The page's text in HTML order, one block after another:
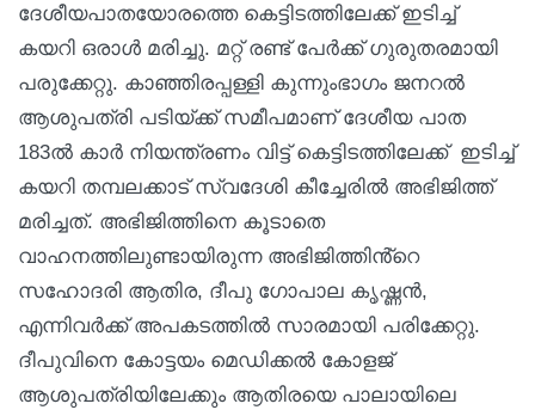
ദേശീയപാതയോരത്തെ കെട്ടിടത്തിലേക്ക് ഇടിച്ച്
കയറി ഒരാൾ മരിച്ചു. മറ്റ് രണ്ട് പേർക്ക് ഗുരുതരമായി
പരുക്കേറ്റു. കാഞ്ഞിരപ്പള്ളി കുന്നുംഭാഗം ജനറൽ
ആശുപത്രി പടിയ്ക്ക് സമീപമാണ് ദേശീയ പാത
183ൽ കാർ നിയന്ത്രണം വിട്ട് കെട്ടിടത്തിലേക്ക് ഇടിച്ച്
കയറി തമ്പലക്കാട് സ്വദേശി കീച്ചേരിൽ അഭിജിത്ത്
മരിച്ചത്. അഭിജിത്തിനെ കൂടാതെ
വാഹനത്തിലുണ്ടായിരുന്ന അഭിജിത്തിൻ്റെ
സഹോദരി ആതിര, ദീപു ഗോപാല കൃഷ്ണൻ,
എന്നിവർക്ക് അപകടത്തിൽ സാരമായി പരിക്കേറ്റു.
ദീപുവിനെ കോട്ടയം മെഡിക്കൽ കോളജ്
ആശുപത്രിയിലേക്കും ആതിരയെ പാലായിലെ